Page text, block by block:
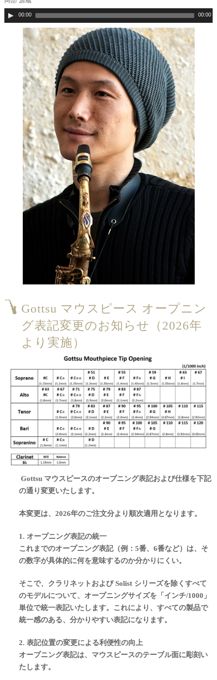
00:00 00:00
Gottsu マウスピース オープニン
グ表記変更のお知らせ（2026年
より実施）
Gottsu マウスピースのオープニング表記および仕様を下記
の通り変更いたします。
本変更は、2026年のご注文分より順次適用となります。
1. オープニング表記の統一
これまでのオープニング表記（例：5番、6番など）は、そ
の数字が具体的に何を意味するのか分かりにくい。
そこで、クラリネットおよび Solist シリーズを除くすべて
のモデルについて、オープニングサイズを「インチ/1000」
単位で統一表記いたします。これにより、すべての製品で
統一感のある、分かりやすい表記になります。
2. 表記位置の変更による利便性の向上
オープニング表記は、マウスピースのテーブル面に彫刻い
たします。